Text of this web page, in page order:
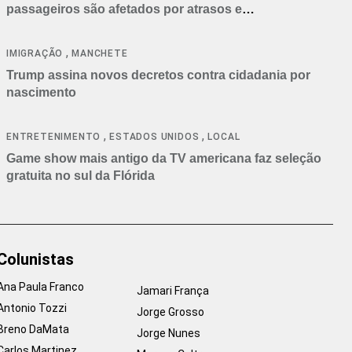
passageiros são afetados por atrasos e
IMIGRAÇÃO ,MANCHETE
Trump assina novos decretos contra cidadania por
nascimento
ENTRETENIMENTO ,ESTADOS UNIDOS ,LOCAL
Game show mais antigo da TV americana faz seleção
gratuita no sul da Flórida
Paula Franco
Tozzi
DaMata
Jamari França
Jorge Grosso
Jorge Nunes